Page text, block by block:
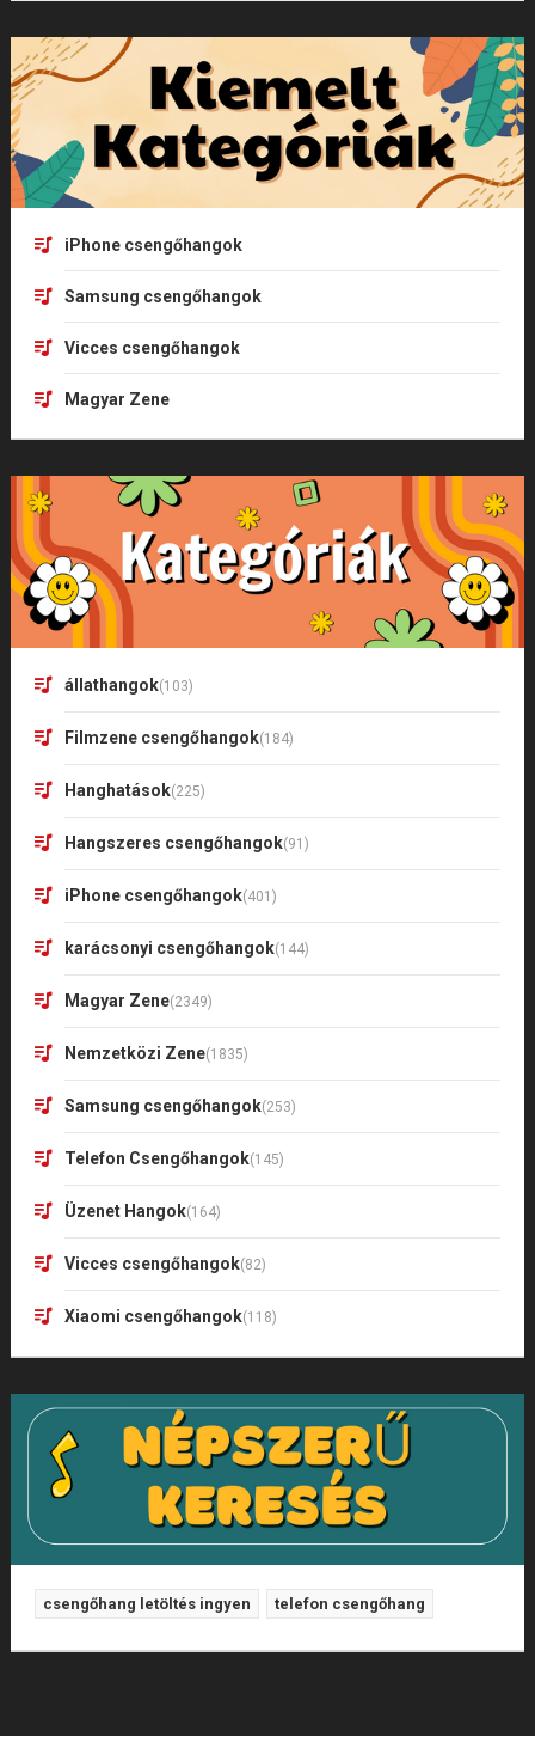
iPhone csengőhangok
Samsung csengőhangok
Vicces csengőhangok
Magyar Zene
állathangok(103)
Filmzene csengőhangok(184)
Hanghatások(225)
Hangszeres csengőhangok(91)
iPhone csengőhangok(401)
karácsonyi csengőhangok(144)
Magyar Zene(2349)
Nemzetközi Zene(1835)
Samsung csengőhangok(253)
Telefon Csengőhangok(145)
Üzenet Hangok(164)
Vicces csengőhangok(82)
Xiaomi csengőhangok(118)
csengőhang letöltés ingyen telefon csengőhang